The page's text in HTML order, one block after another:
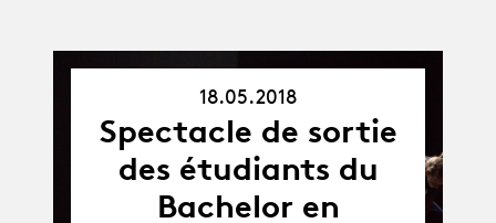
18.05.18
18.05.2018
Spectacle de sortie
des étudiants du
Bachelor en